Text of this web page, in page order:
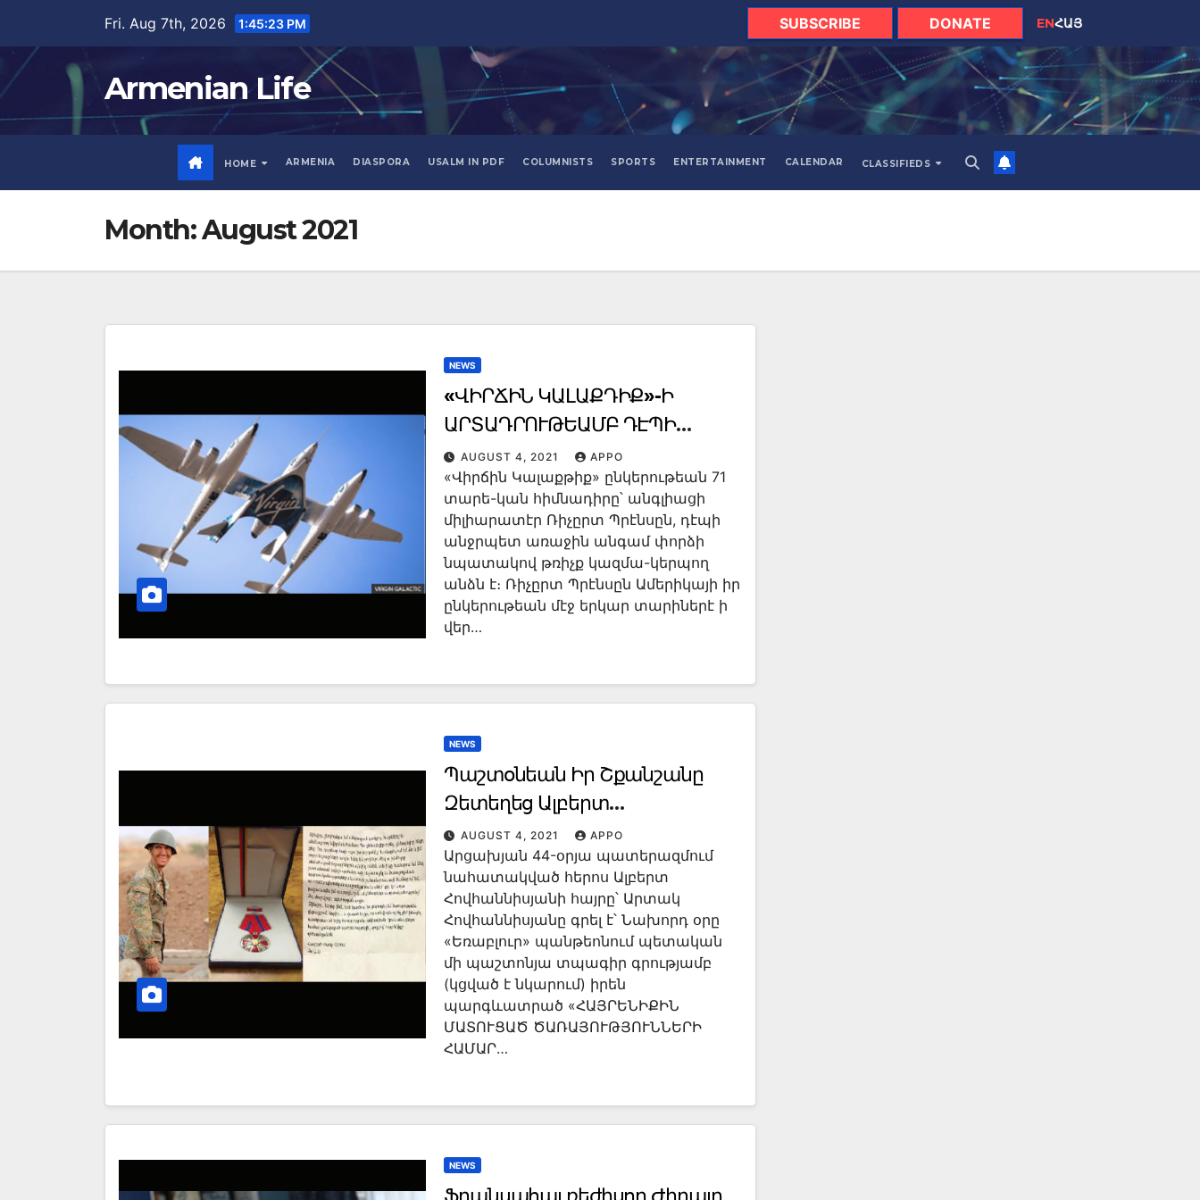
content
Fri. Aug 7th, 2026 1:45:24 PM SUBSCRIBE DONATE ENՀԱՅ
Armenian Life
HOME ARMENIA DIASPORA USALM IN PDF COLUMNISTS SPORTS ENTERTAINMENT CALENDAR CLASSIFIEDS
Month:August 2021
NEWS
«ՎԻՐՃԻՆ ԿԱԼԱՔԴԻՔ»-Ի
ԱՐՏԱԴՐՈՒԹԵԱՄԲ ԴԷՊԻ
ԱՆՋՐՊԵՏ ԹՌԻՉՔ
AUGUST 4, 2021 APPO
«Վիրճին Կալաքթիք» ընկերութեան 71
տարե-կան հիմնադիրը՝ անգլիացի
միլիարատէր Ռիչըրտ Պրէնսըն, դէպի
անջրպետ առաջին անգամ փորձի
նպատակով թռիչք կազմա-կերպող
անձն է։ Ռիչըրտ Պրէնսըն Ամերիկայի իր
ընկերութեան մէջ երկար տարիներէ ի
վեր…
NEWS
Պաշտօնեան Իր Շքանշանը
Զետեղեց Ալբերտ
Յովհաննիսեանի
Շիրմաքարին Վրայ
AUGUST 4, 2021 APPO
Արցախյան 44-օրյա պատերազմում
նահատակված հերոս Ալբերտ
Հովհաննիսյանի հայրը՝ Արտակ
Հովհաննիսյանը գրել է՝ Նախորդ օրը
«Եռաբլուր» պանթեոնում պետական
մի պաշտոնյա տպագիր գրությամբ
(կցված է նկարում) իրեն
պարգևատրած «ՀԱՅՐԵՆԻՔԻՆ
ՄԱՏՈՒՑԱԾ ԾԱՌԱՅՈՒԹՅՈՒՆՆԵՐԻ
ՀԱՄԱՐ…
NEWS